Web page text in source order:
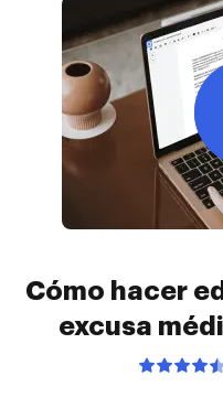
Cómo hacer
excusa